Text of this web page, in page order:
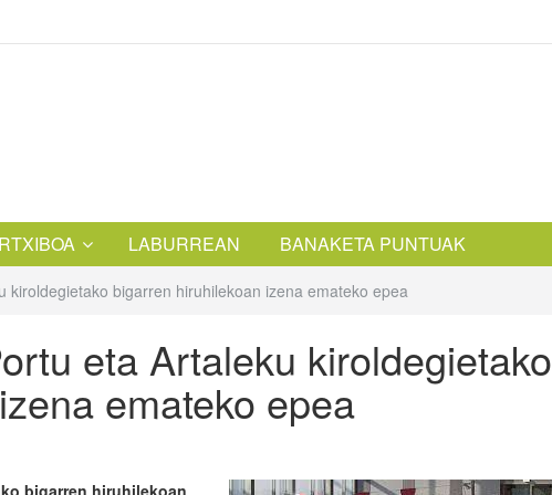
LABURREAN BANAKETA PUNTUAK
kiroldegietako bigarren hiruhilekoan izena emateko epea
eta Artaleku kiroldegietako
emateko epea
bigarren hiruhilekoan